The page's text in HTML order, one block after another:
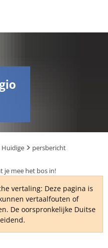
TR
UK
Huidige
persbericht
je mee het bos in!
vertaling: Deze pagina is
vertaalfouten of
De oorspronkelijke Duitse